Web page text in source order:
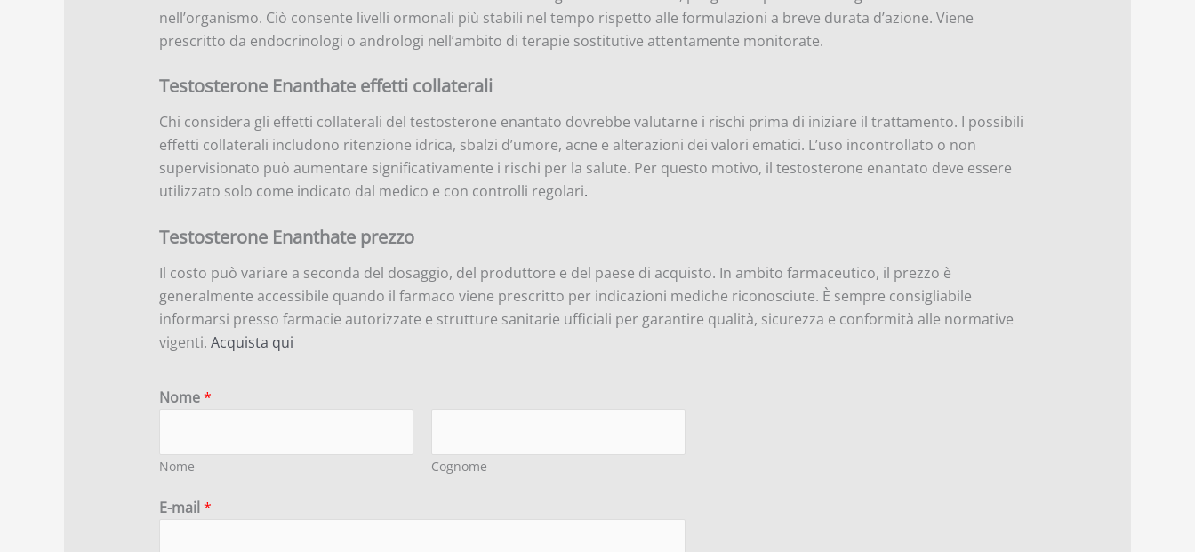
nell’organismo. Ciò consente livelli ormonali più stabili nel tempo rispetto alle formulazioni a breve durata d’azione. Viene
prescritto da endocrinologi o andrologi nell’ambito di terapie sostitutive attentamente monitorate.
Testosterone Enanthate effetti collaterali
Chi considera gli effetti collaterali del testosterone enantato dovrebbe valutarne i rischi prima di iniziare il trattamento. I possibili
effetti collaterali includono ritenzione idrica, sbalzi d’umore, acne e alterazioni dei valori ematici. L’uso incontrollato o non
supervisionato può aumentare significativamente i rischi per la salute. Per questo motivo, il testosterone enantato deve essere
utilizzato solo come indicato dal medico e con controlli regolari.
Testosterone Enanthate prezzo
Il costo può variare a seconda del dosaggio, del produttore e del paese di acquisto. In ambito farmaceutico, il prezzo è
generalmente accessibile quando il farmaco viene prescritto per indicazioni mediche riconosciute. È sempre consigliabile
informarsi presso farmacie autorizzate e strutture sanitarie ufficiali per garantire qualità, sicurezza e conformità alle normative
vigenti. Acquista qui
Nome*
Nome Cognome
E-mail*